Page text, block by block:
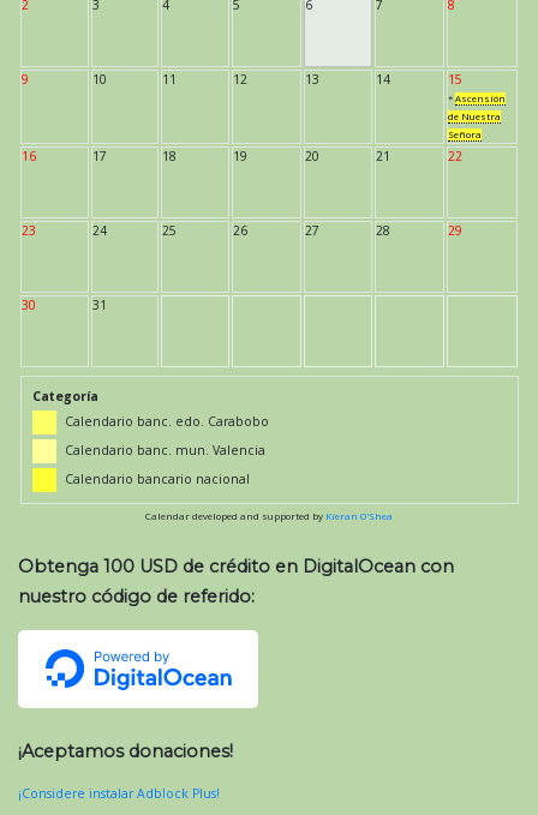
2 3 4 5 6 7 8
9 10 11 12 13 14 15
* Ascensión
de Nuestra
Señora
16 17 18 19 20 21 22
23 24 25 26 27 28 29
30 31
Categoría
Calendario banc. edo. Carabobo
Calendario banc. mun. Valencia
Calendario bancario nacional
Calendar developed and supported by Kieran O'Shea
Obtenga 100 USD de crédito en DigitalOcean con
nuestro código de referido:
¡Aceptamos donaciones!
¡Considere instalar Adblock Plus!